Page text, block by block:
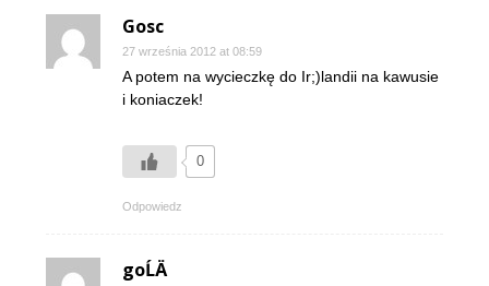
Gosc
27 września 2012 at 08:59
A potem na wycieczkę do Ir;)landii na kawusie
i koniaczek!
0
Odpowiedz
goĹÄ